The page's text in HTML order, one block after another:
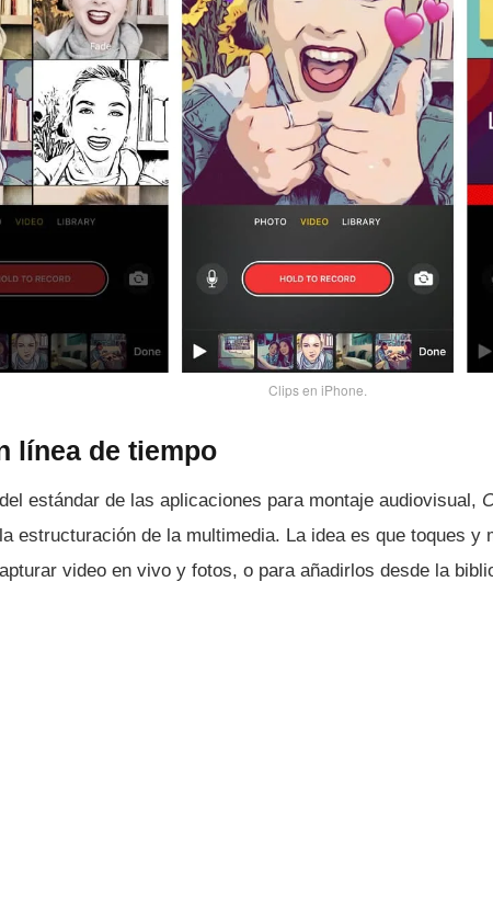
Clips en iPhone.
lí­nea de tiempo
estándar de las aplicaciones para montaje audiovisual,
estructuración de la multimedia. La idea es que toques y
video en vivo y fotos, o para añadirlos desde la